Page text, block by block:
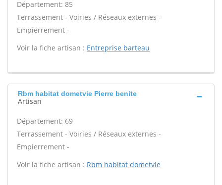
Département: 85
Terrassement - Voiries / Réseaux externes -
Empierrement -
Voir la fiche artisan : Entreprise barteau
Rbm habitat dometvie Pierre benite
Artisan
Département: 69
Terrassement - Voiries / Réseaux externes -
Empierrement -
Voir la fiche artisan : Rbm habitat dometvie